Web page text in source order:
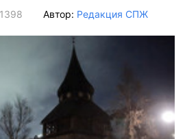
1398 Автор: Редакция СПЖ